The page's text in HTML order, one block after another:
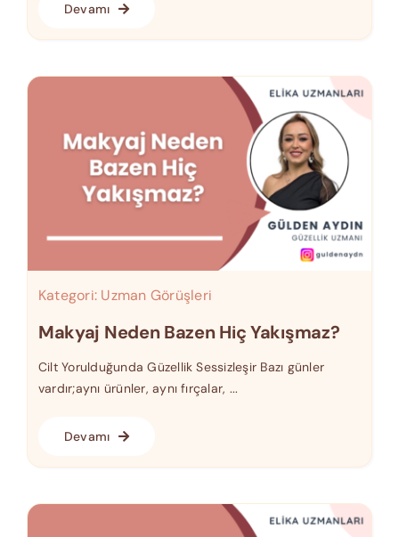
Devamı
Kategori: Uzman Görüşleri
Makyaj Neden Bazen Hiç Yakışmaz?
Cilt Yorulduğunda Güzellik Sessizleşir Bazı günler
vardır;aynı ürünler, aynı fırçalar, ...
Devamı